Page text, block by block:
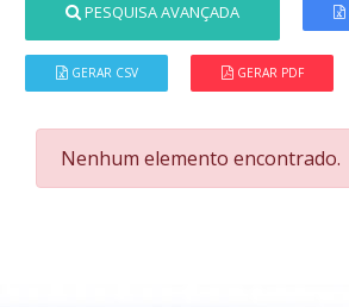
PESQUISA AVANÇADA
GERAR CSV GERAR PDF
Nenhum elemento encontrado.